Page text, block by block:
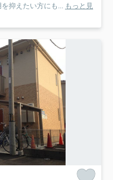
抑えたい方にも... もっと見